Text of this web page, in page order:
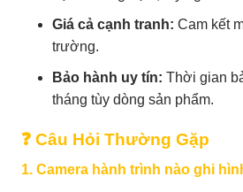
Giá cả cạnh tranh: Cam kết
trường.
Bảo hành uy tín: Thời gian
tháng tùy dòng sản phẩm.
❓ Câu Hỏi Thường Gặp
1. Camera hành trình nào ghi